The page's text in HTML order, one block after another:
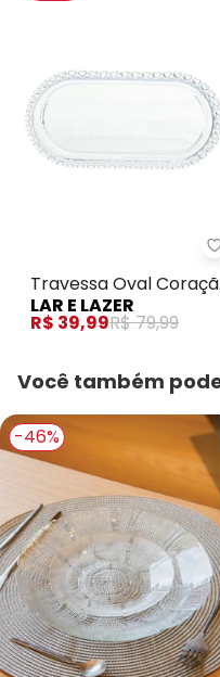
Travessa Oval
1 Peça
LAR E LAZER
R$ 39,99R$ 79,99
Você também
-46%